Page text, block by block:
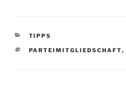
KATEGORIEN
TIPPS
SCHLAGWÖRTER
PARTEIMITGLIEDSCHAFT,